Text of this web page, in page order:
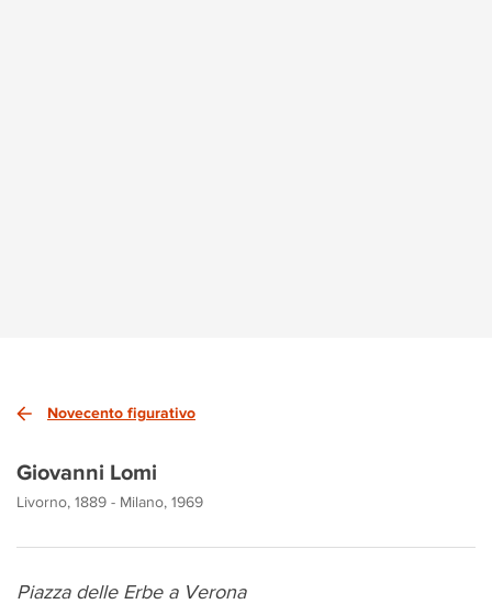
Novecento figurativo
Giovanni Lomi
Livorno, 1889 - Milano, 1969
Piazza delle Erbe a Verona